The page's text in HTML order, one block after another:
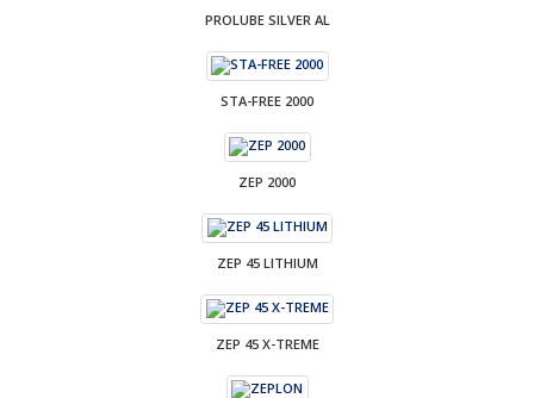
PROLUBE SILVER AL
STA-FREE 2000
ZEP 2000
ZEP 45 LITHIUM
ZEP 45 X-TREME